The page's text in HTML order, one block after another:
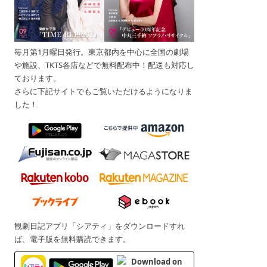
毎月第1月曜日発行。東京都内を中心に全国の劇場
や施設、TKTS各店などで無料配布中！配送も対応し
ております。
さらに下記サイトでもご覧いただけるようになりま
した！
観劇日記アプリ「シアティ」をダウンロードすれ
ば、電子版を無料購読できます。